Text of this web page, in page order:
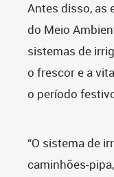
Antes disso, as
do Meio
sistemas de
o frescor e a
o período
“O sistema de
caminhões-